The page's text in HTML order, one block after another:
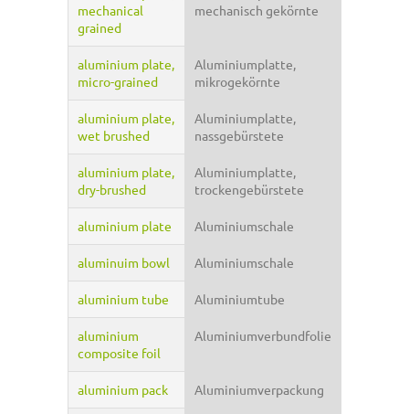
mechanical
grained
mechanisch gekörnte
aluminium plate,
micro-grained
Aluminiumplatte,
mikrogekörnte
aluminium plate,
wet brushed
Aluminiumplatte,
nassgebürstete
aluminium plate,
dry-brushed
Aluminiumplatte,
trockengebürstete
aluminium plate Aluminiumschale
aluminuim bowl Aluminiumschale
aluminium tube Aluminiumtube
aluminium
composite foil
Aluminiumverbundfolie
aluminium pack Aluminiumverpackung